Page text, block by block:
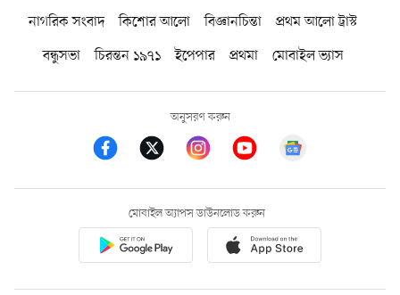
নাগরিক সংবাদ কিশোর আলো বিজ্ঞানচিন্তা
প্রথম আলো ট্রাস্ট
বন্ধুসভা
চিরন্তন ১৯৭১ ইপেপার প্রথমা মোবাইল ভ্যাস
অনুসরণ করুন
মোবাইল অ্যাপস ডাউনলোড করুন